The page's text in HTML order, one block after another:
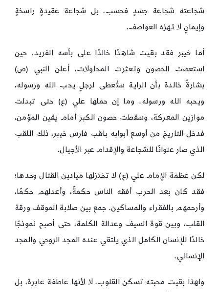
شجاعته شجاعة جسدٍ فحسب، بل شجاعة عقيدةٍ راسخةٍ
وإيمانٍ لا تهزه العواصف.
أما خيبر فقد بقيت شاهدًا خالدًا على بأسه الفريد. حين
استعصت الحصون وتعثرت المحاولات، أعلن النبي (ص)
بشارةً خالدة بأن الراية ستُعطى لرجلٍ يحب الله ورسوله،
ويحبه الله ورسوله. وما إن حملها علي (ع) حتى تبدلت
موازين المعركة، وسقطت حصون الكبر أمام يقين المؤمن،
فدخل التاريخ من أوسع أبوابه بلقب فارس خيبر، ذلك اللقب
الذي صار عنوانًا للشجاعة والإقدام عبر الأجيال.
لكن عظمة الإمام علي (ع) لا تختزلها ميادين القتال وحدها؛
فقد كان بعد الحرب أفقه الناس حكمةً، وأعدلهم حكمًا،
وأرحمهم بالفقراء والمساكين. جمع بين صلابة الموقف ورقة
القلب، وبين قوة السيف وعدالة الكلمة، حتى أصبح نموذجًا
خالدًا للإنسان الكامل الذي يلتقي عنده المجد الروحي والمجد
الإنساني.
ولهذا بقيت محبته تسكن القلوب، لا لأنها عاطفة عابرة، بل